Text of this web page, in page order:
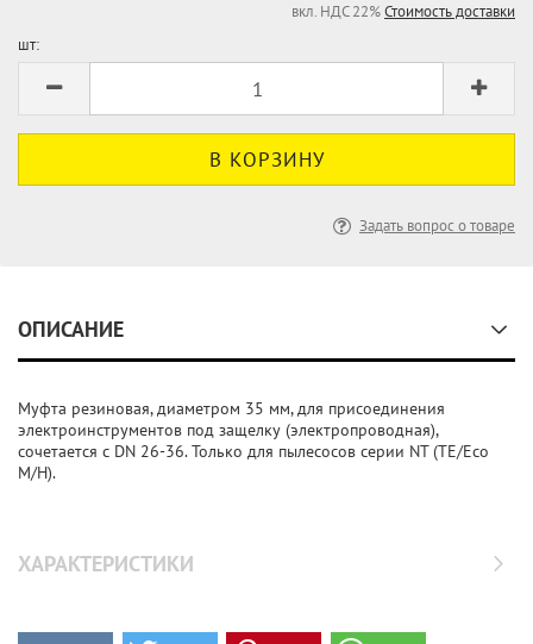
вкл. НДС 22%Стоимость доставки
шт:
Задать вопрос о товаре
ОПИСАНИЕ
Муфта резиновая, диаметром 35 мм, для присоединения
электроинструментов под защелку (электропроводная),
сочетается с DN 26-36. Только для пылесосов серии NT (TE/Eco
M/H).
ХАРАКТЕРИСТИКИ